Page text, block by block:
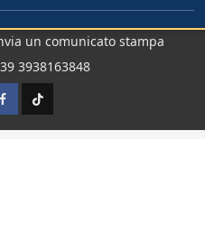
un comunicato stampa
3938163848
Facebook
TikTok